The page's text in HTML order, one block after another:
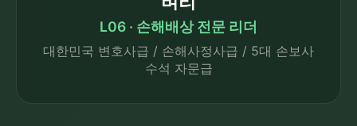
L06 · 손해배상 전문 리더
대한민국 변호사급 / 손해사정사급 / 5대 손보사
수석 자문급